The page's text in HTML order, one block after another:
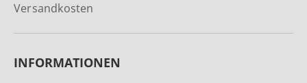
Versandkosten
INFORMATIONEN